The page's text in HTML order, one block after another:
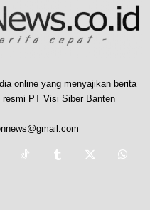
online yang menyajikan berita
resmi PT Visi Siber Banten